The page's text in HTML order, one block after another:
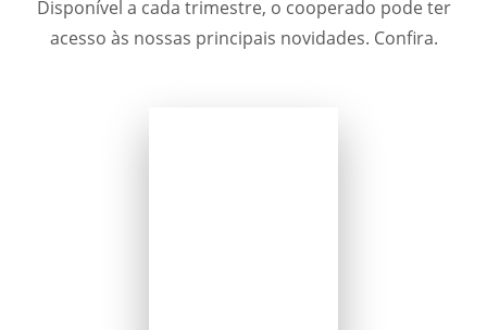
Disponível a cada trimestre, o cooperado pode ter
acesso às nossas principais novidades. Confira.